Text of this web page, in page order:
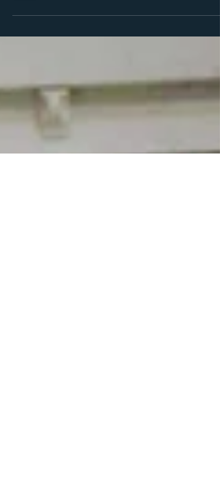
Het feestje van de ‘grote Souburgse muzikale